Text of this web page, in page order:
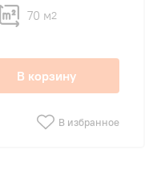
70 м2
В корзину
В избранное